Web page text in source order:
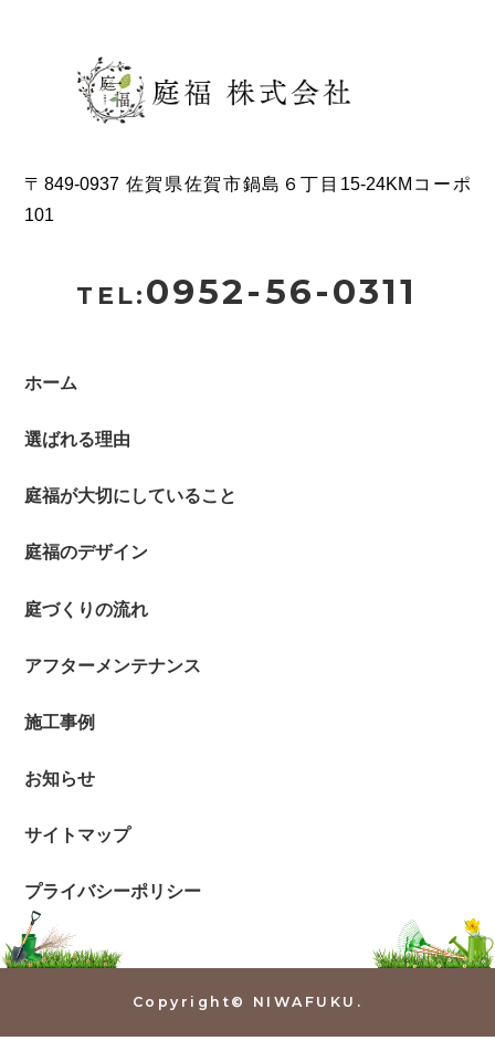
〒849-0937 佐賀県佐賀市鍋島６丁目15-24KMコーポ
101
TEL:0952-56-0311
ホーム
選ばれる理由
庭福が大切にしていること
庭福のデザイン
庭づくりの流れ
アフターメンテナンス
施工事例
お知らせ
サイトマップ
プライバシーポリシー
Copyright© NIWAFUKU.